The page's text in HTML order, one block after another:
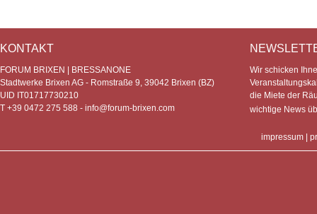
KONTAKT
FORUM BRIXEN | BRESSANONE
Stadtwerke Brixen AG - Romstraße 9, 39042 Brixen (BZ)
UID IT01717730210
T +39 0472 275 588 - info@forum-brixen.com
Wir schicken
die Miete der
wichtige News
impressum